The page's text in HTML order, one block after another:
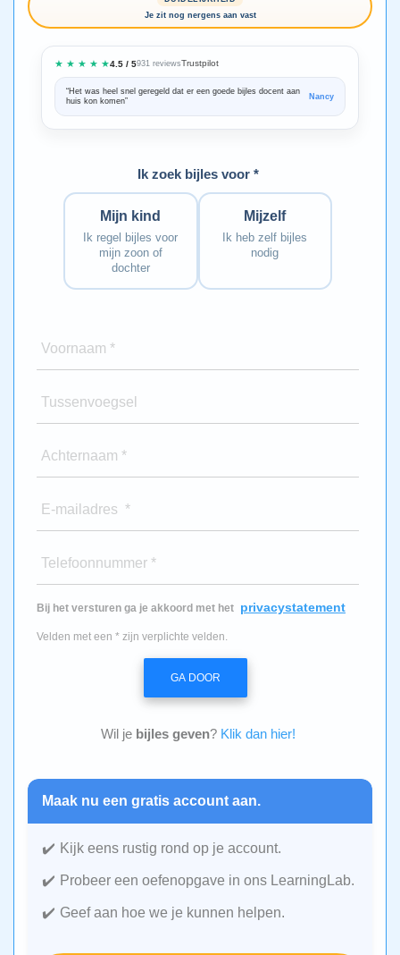
Je zit nog nergens aan vast
★ ★ ★ ★ ★4.5 / 5931 reviewsTrustpilot
“Het was heel snel geregeld dat er een goede bijles docent aan
huis kon komen”
Nancy
Ik zoek bijles voor *
Mijn kind
Ik regel bijles voor
mijn zoon of
dochter
Mijzelf
Ik heb zelf bijles
nodig
Voornaam *
Tussenvoegsel
Achternaam *
E-mailadres *
Telefoonnummer *
Bij het versturen ga je akkoord met het privacystatement
Velden met een * zijn verplichte velden.
GA DOOR
Wil je bijles geven? Klik dan hier!
Maak nu een gratis account aan.
Kijk eens rustig rond op je account.
Probeer een oefenopgave in ons LearningLab.
Geef aan hoe we je kunnen helpen.